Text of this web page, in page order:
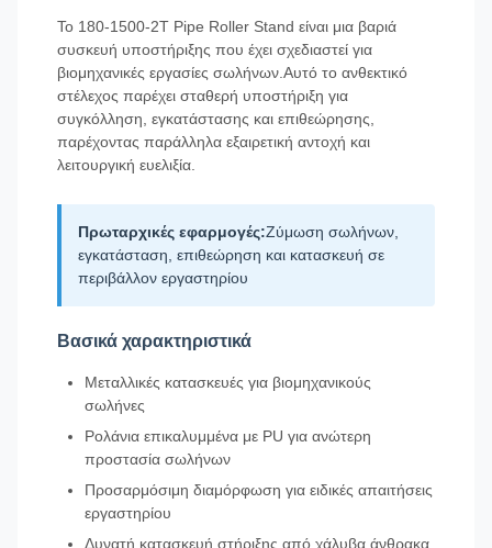
Το 180-1500-2T Pipe Roller Stand είναι μια βαριά
συσκευή υποστήριξης που έχει σχεδιαστεί για
βιομηχανικές εργασίες σωλήνων.Αυτό το ανθεκτικό
στέλεχος παρέχει σταθερή υποστήριξη για
συγκόλληση, εγκατάστασης και επιθεώρησης,
παρέχοντας παράλληλα εξαιρετική αντοχή και
λειτουργική ευελιξία.
Πρωταρχικές εφαρμογές:Ζύμωση σωλήνων,
εγκατάσταση, επιθεώρηση και κατασκευή σε
περιβάλλον εργαστηρίου
Βασικά χαρακτηριστικά
Μεταλλικές κατασκευές για βιομηχανικούς
σωλήνες
Ρολάνια επικαλυμμένα με PU για ανώτερη
προστασία σωλήνων
Προσαρμόσιμη διαμόρφωση για ειδικές απαιτήσεις
εργαστηρίου
Δυνατή κατασκευή στήριξης από χάλυβα άνθρακα